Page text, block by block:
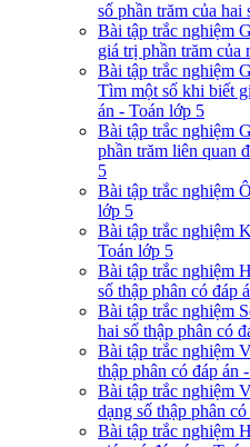
số phần trăm của hai
Bài tập trắc nghiệm
giá trị phần trăm của
Bài tập trắc nghiệm
Tìm một số khi biết
án - Toán lớp 5
Bài tập trắc nghiệm
phần trăm liên quan
5
Bài tập trắc nghiệm
lớp 5
Bài tập trắc nghiệm
Toán lớp 5
Bài tập trắc nghiệm
số thập phân có đáp
Bài tập trắc nghiệm
hai số thập phân có
Bài tập trắc nghiệm
thập phân có đáp án
Bài tập trắc nghiệm
dạng số thập phân
Bài tập trắc nghiệm